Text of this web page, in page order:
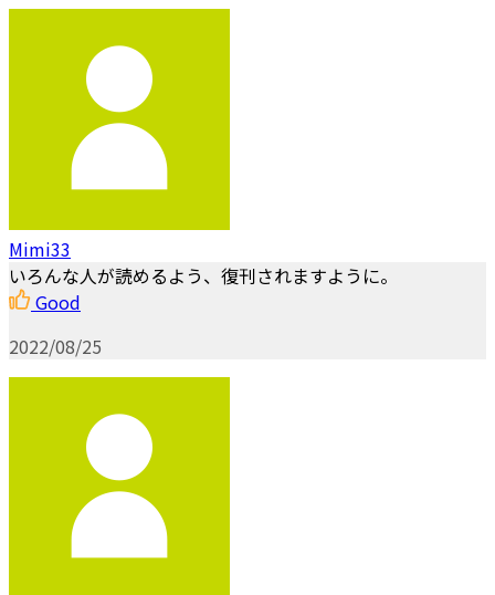
Mimi33
いろんな人が読めるよう、復刊されますように。
Good
2022/08/25